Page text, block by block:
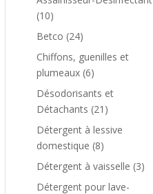
(10)
Betco (24)
Chiffons, guenilles et
plumeaux (6)
Désodorisants et
Détachants (21)
Détergent à lessive
domestique (8)
Détergent à vaisselle (3)
Détergent pour lave-